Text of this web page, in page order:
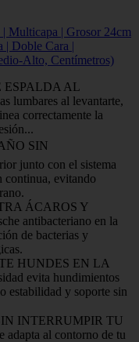
Multicapa | Grosor 24cm
Doble Cara |
Alto, Centímetros)
ESPALDA AL
lumbares al levantarte,
correctamente la
SIN
junto con el sistema
continua, evitando
ÁCAROS Y
antibacteriano en la
de bacterias y
HUNDES EN LA
evita hundimientos
estabilidad y soporte sin
INTERRUMPIR TU
adapta al contorno de tu